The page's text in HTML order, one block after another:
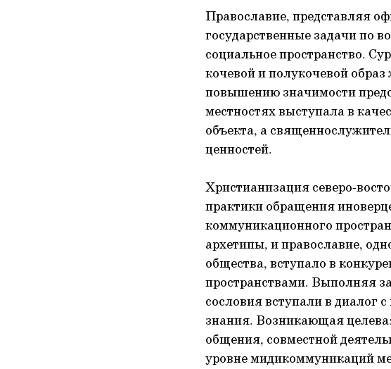
Православие, представляя
государственные задачи по
социальное пространство.
кочевой и полукочевой
повышению значимости
местностях выступала в
объекта, а
ценностей.
Христианизация северо-
практики обращения
коммуникационного
архетипы, и православие,
общества, вступало в
пространствами. Выполняя
сословия вступали в диалог
знания. Возникающая
общения, совместной
уровне мидикоммуникаций